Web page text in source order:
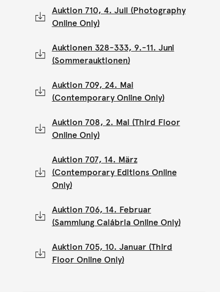
Auktion 710, 4. Juli (Photography
Online Only)
Auktionen 328-333, 9.-11. Juni
(Sommerauktionen)
Auktion 709, 24. Mai
(Contemporary Online Only)
Auktion 708, 2. Mai (Third Floor
Online Only)
Auktion 707, 14. März
(Contemporary Editions Online
Only)
Auktion 706, 14. Februar
(Sammlung Calábria Online Only)
Auktion 705, 10. Januar (Third
Floor Online Only)